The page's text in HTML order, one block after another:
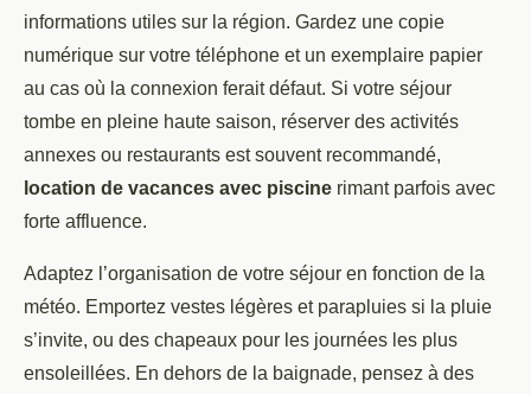
informations utiles sur la région. Gardez une copie
numérique sur votre téléphone et un exemplaire papier
au cas où la connexion ferait défaut. Si votre séjour
tombe en pleine haute saison, réserver des activités
annexes ou restaurants est souvent recommandé,
location de vacances avec piscine rimant parfois avec
forte affluence.
Adaptez l’organisation de votre séjour en fonction de la
météo. Emportez vestes légères et parapluies si la pluie
s’invite, ou des chapeaux pour les journées les plus
ensoleillées. En dehors de la baignade, pensez à des